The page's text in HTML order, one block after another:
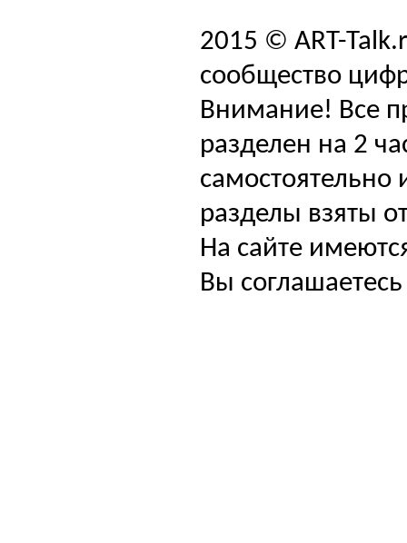
2015 © ART-
сообщество
Внимание! Все
разделен на 2
самостоятельно
разделы взяты
На сайте
Вы